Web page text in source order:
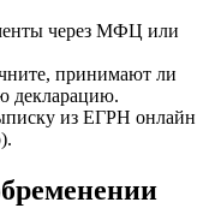
через МФЦ или
принимают ли
декларацию.
из ЕГРН онлайн